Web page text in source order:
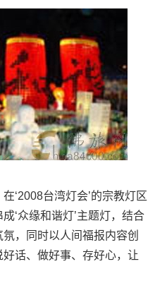
‘2008台湾灯会’的宗教灯区
‘众缘和谐灯’主题灯，结合
，同时以人间福报内容创
话、做好事、存好心，让